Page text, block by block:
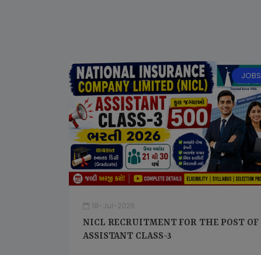
JOBS
18-Jul-2026
NICL RECRUITMENT FOR THE POST OF
ASSISTANT CLASS-3